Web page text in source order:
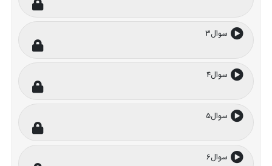
سوال3
سوال4
سوال5
سوال6